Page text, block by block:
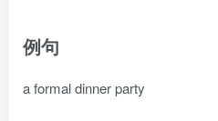
例句
a formal dinner party